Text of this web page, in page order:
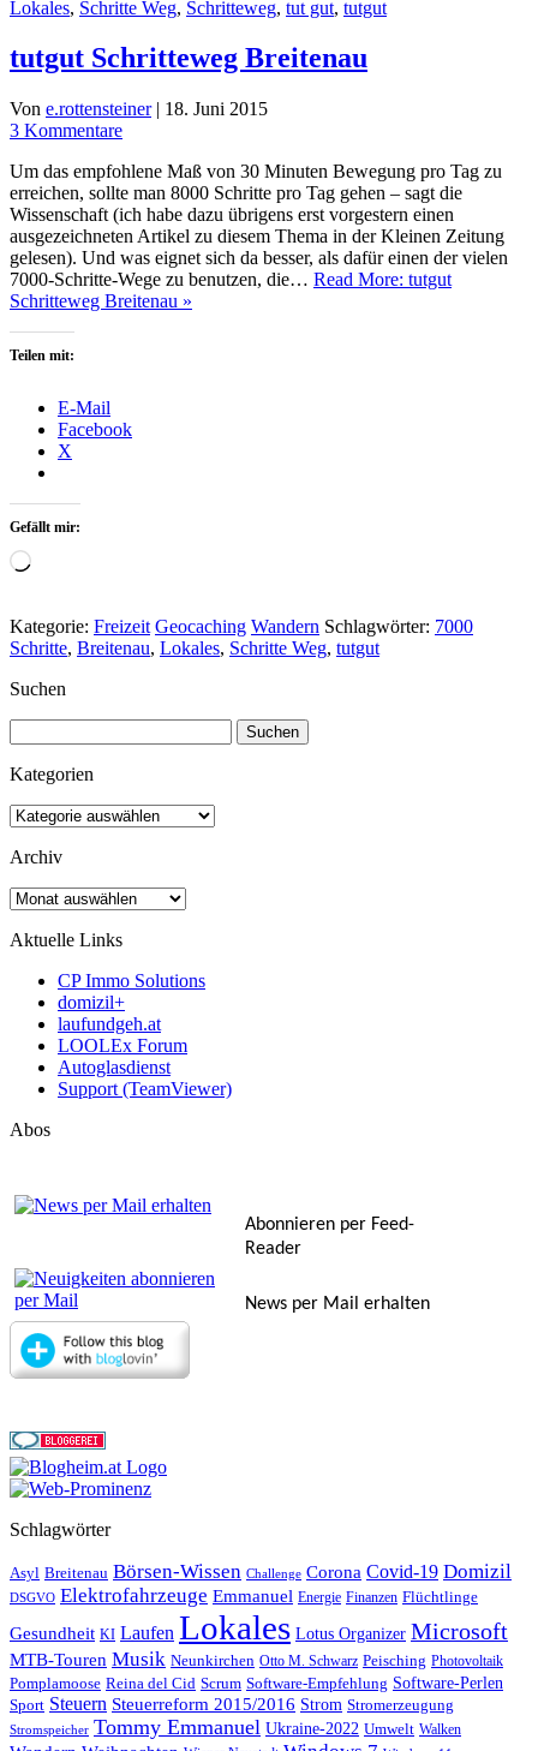
Lokales, Schritte Weg, Schritteweg, tut gut, tutgut
tutgut Schritteweg Breitenau
Von e.rottensteiner | 18. Juni 2015
3 Kommentare
Um das empfohlene Maß von 30 Minuten Bewegung pro Tag zu
erreichen, sollte man 8000 Schritte pro Tag gehen – sagt die
Wissenschaft (ich habe dazu übrigens erst vorgestern einen
ausgezeichneten Artikel zu diesem Thema in der Kleinen Zeitung
gelesen). Und was eignet sich da besser, als dafür einen der vielen
7000-Schritte-Wege zu benutzen, die… Read More: tutgut
Schritteweg Breitenau »
Teilen mit:
E-Mail
Facebook
X
Gefällt mir:
Wird
Kategorie: Freizeit Geocaching Wandern Schlagwörter: 7000
Schritte, Breitenau, Lokales, Schritte Weg, tutgut
Suchen
nach:
Kategorien
Kategorien
Archiv
Archiv
Aktuelle Links
CP Immo Solutions
domizil+
laufundgeh.at
LOOLEx Forum
Autoglasdienst
Support (TeamViewer)
Abos
Abonnieren per Feed-
Reader
News per Mail erhalten
Schlagwörter
Asyl Breitenau Börsen-Wissen Challenge Corona Covid-19 Domizil
DSGVO Elektrofahrzeuge Emmanuel Energie Finanzen Flüchtlinge
Gesundheit KI Laufen Lokales Lotus Organizer Microsoft
MTB-Touren Musik Neunkirchen Otto M. Schwarz Peisching Photovoltaik
Pomplamoose Reina del Cid Scrum Software-Empfehlung Software-Perlen
Sport Steuern Steuerreform 2015/2016 Strom Stromerzeugung
Stromspeicher Tommy Emmanuel Ukraine-2022 Umwelt Walken